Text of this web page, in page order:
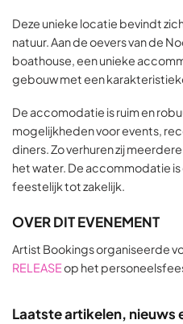
Deze unieke locatie bevindt
natuur. Aan de oevers van de
boathouse, een unieke
gebouw met een
De accomodatie is ruim en
mogelijkheden voor events,
diners. Zo verhuren zij
het water. De accommodatie
feestelijk tot zakelijk.
OVER DIT EVENEMENT
Artist Bookings organiseerde
RELEASEop het
Laatste artikelen, nieuws